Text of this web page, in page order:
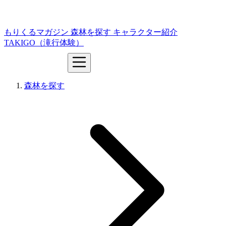
もりくるマガジン 森林を探す キャラクター紹介
TAKIGO（滝行体験）
森林を探す